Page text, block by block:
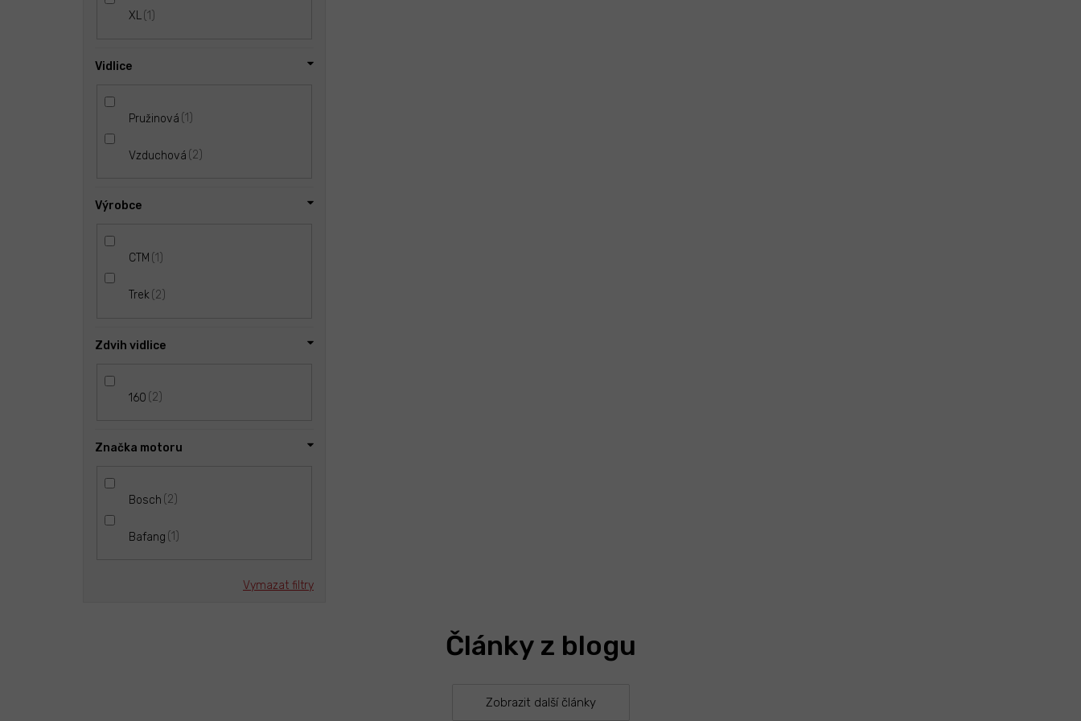
XL 1
Vidlice
Pružinová 1
Vzduchová 2
Výrobce
CTM 1
Trek 2
Zdvih vidlice
160 2
Značka motoru
Bosch 2
Bafang 1
Vymazat filtry
Články z blogu
Zobrazit další články